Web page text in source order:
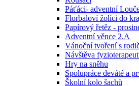
Páťáci- adventní
Florbaloví žolíci do
Papírový řetěz -
Adventní věnce 2.A
Vánoční tvoření s
Návštěva
Hry na sněhu
Spolupráce deváté a
Školní kolo šachů